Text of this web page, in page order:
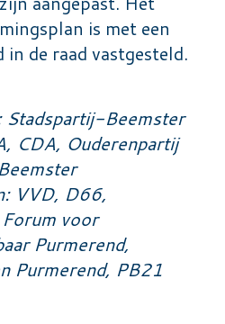
is met een
in de raad vastgesteld.
Stadspartij-Beemster
CDA, Ouderenpartij
VVD, D66,
voor
Purmerend,
Purmerend, PB21